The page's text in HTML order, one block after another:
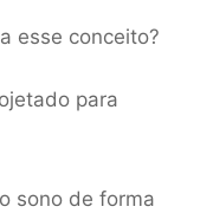
esse conceito?
para
sono de forma